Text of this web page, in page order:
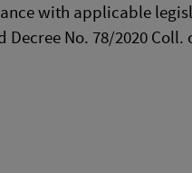
with applicable
No. 78/2020